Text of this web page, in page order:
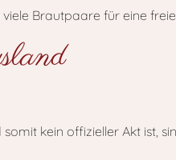
Brautpaare für eine
kein offizieller Akt ist,